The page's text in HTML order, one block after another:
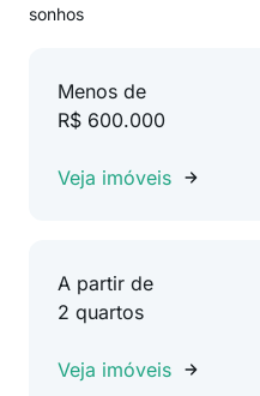
sonhos
Menos de
R$ 600.000
Veja imóveis
A partir de
2 quartos
Veja imóveis